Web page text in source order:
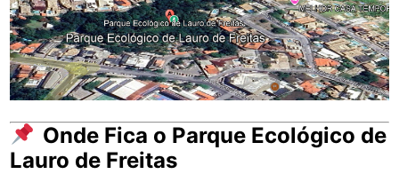
Onde Fica o Parque Ecológico de
Lauro de Freitas